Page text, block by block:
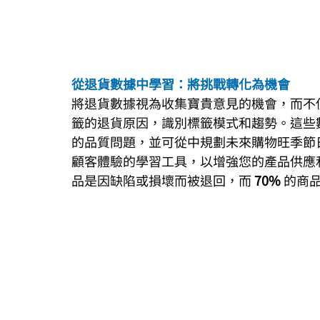
從退貨數據中學習：將挑戰轉化為機會
將退貨數據視為收集寶貴意見的機會，而
籤的退貨原因，識別標籤模式和趨勢。這
的品質問題，並可從中規劃未來購物旺季
顧客體驗的學習工具，以增強您的產品供
品是因缺陷或損壞而被退回，而 70% 的商